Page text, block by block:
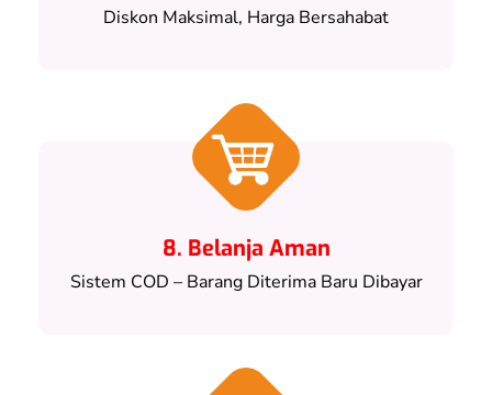
Diskon Maksimal, Harga Bersahabat
8. Belanja Aman
Sistem COD – Barang Diterima Baru Dibayar